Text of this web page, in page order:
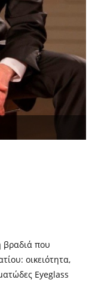
βραδιά που
οικειότητα,
Eyeglass